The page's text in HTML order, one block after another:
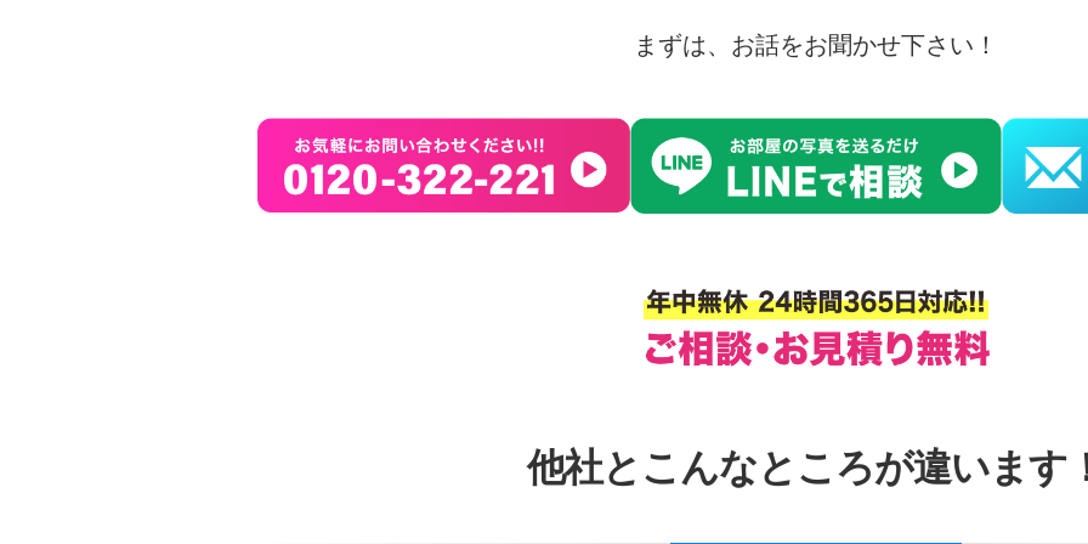
まずは、お話をお聞かせ下さい！
他社とこんなところが違います